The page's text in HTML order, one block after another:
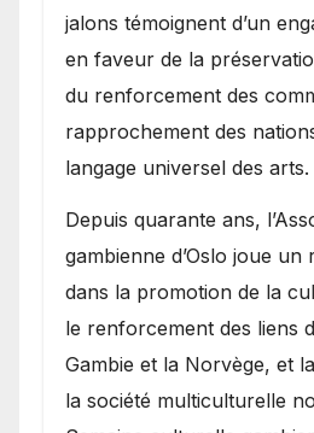
jalons témoignent d’un
en faveur de la
du renforcement des
rapprochement des
langage universel des arts.
​Depuis quarante ans,
gambienne d’Oslo joue un
dans la promotion de la
le renforcement des liens
Gambie et la Norvège, et
la société multiculturelle